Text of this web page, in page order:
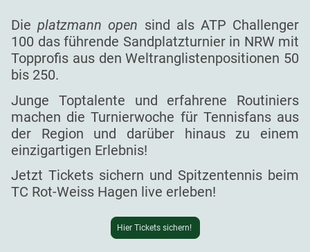
Dieplatzmann open sind als ATP Challenger
100 das führende Sandplatzturnier in NRW mit
Topprofis aus den Weltranglistenpositionen 50
bis 250.
Junge Toptalente und erfahrene Routiniers
machen die Turnierwoche für Tennisfans aus
der Region und darüber hinaus zu einem
einzigartigen Erlebnis!
Jetzt Tickets sichern und Spitzentennis beim
TC Rot-Weiss Hagen live erleben!
Hier Tickets sichern!